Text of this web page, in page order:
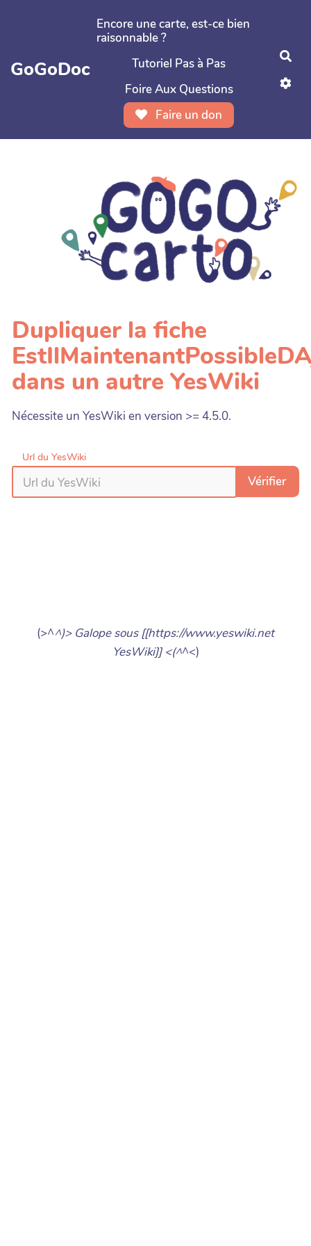
Aller au contenu principal
GoGoDoc
Encore une carte, est-ce bien
raisonnable ?
Tutoriel Pas à Pas
Foire Aux Questions
Faire un don
Dupliquer la fiche
dans un autre YesWiki
Nécessite un YesWiki en version >= 4.5.0.
Url du YesWiki
Vérifier
(>^^)> Galope sous [[https://www.yeswiki.net
YesWiki]] <(^^<)